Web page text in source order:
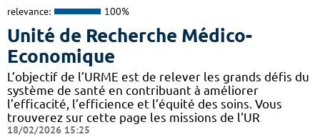
relevance: 100%
Unité de Recherche Médico-
Economique
L’objectif de l’URME est de relever les grands défis du
système de santé en contribuant à améliorer
l’efficacité, l’efficience et l’équité des soins. Vous
trouverez sur cette page les missions de l'UR
18/02/2026 15:25